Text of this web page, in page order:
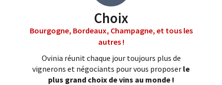
Choix
Bourgogne, Bordeaux, Champagne, et tous les
autres !
Ovinia réunit chaque jour toujours plus de
vignerons et négociants pour vous proposer le
plus grand choix de vins au monde !